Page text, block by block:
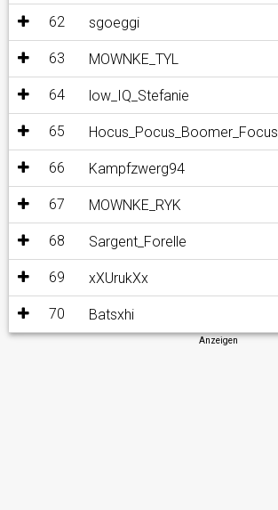
62 sgoeggi
63 MOWNKE_TYL
64 low_IQ_Stefanie
65 Hocus_Pocus_Boomer_Focus
66 Kampfzwerg94
67 MOWNKE_RYK
68 Sargent_Forelle
69 xXUrukXx
70 Batsxhi
Anzeigen